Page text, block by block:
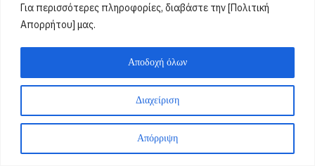
Για περισσότερες πληροφορίες, διαβάστε την [Πολιτική
Απορρήτου] μας.
Διαχείριση
Απόρριψη
Αποδοχή όλων